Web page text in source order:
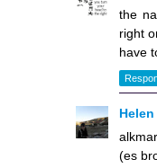
the
right
have
Helen
(es